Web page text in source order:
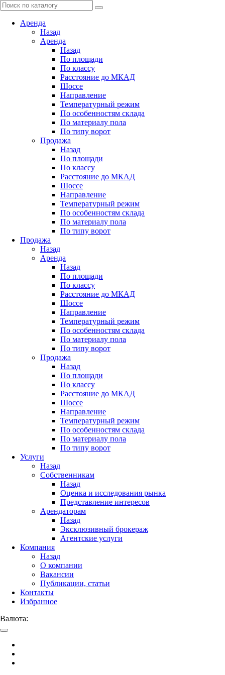
Аренда
Назад
Аренда
Назад
По площади
По классу
Расстояние до МКАД
Шоссе
Направление
Температурный режим
По особенностям склада
По материалу пола
По типу ворот
Продажа
Назад
По площади
По классу
Расстояние до МКАД
Шоссе
Направление
Температурный режим
По особенностям склада
По материалу пола
По типу ворот
Продажа
Назад
Аренда
Назад
По площади
По классу
Расстояние до МКАД
Шоссе
Направление
Температурный режим
По особенностям склада
По материалу пола
По типу ворот
Продажа
Назад
По площади
По классу
Расстояние до МКАД
Шоссе
Направление
Температурный режим
По особенностям склада
По материалу пола
По типу ворот
Услуги
Назад
Собственникам
Назад
Оценка и исследования рынка
Представление интересов
Арендаторам
Назад
Эксклюзивный брокераж
Агентские услуги
Компания
Назад
О компании
Вакансии
Публикации, статьи
Контакты
Избранное
Валюта: